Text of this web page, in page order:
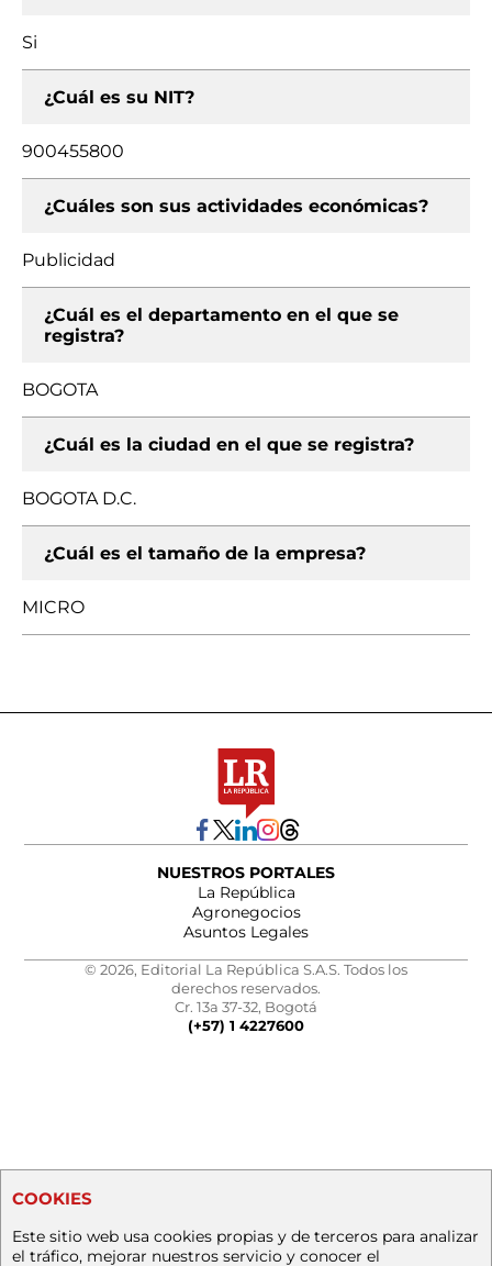
Si
¿Cuál es su NIT?
900455800
¿Cuáles son sus actividades económicas?
Publicidad
¿Cuál es el departamento en el que se
registra?
BOGOTA
¿Cuál es la ciudad en el que se registra?
BOGOTA D.C.
¿Cuál es el tamaño de la empresa?
MICRO
NUESTROS PORTALES
La República
Agronegocios
Asuntos Legales
© 2026, Editorial La República S.A.S. Todos los
derechos reservados.
Cr. 13a 37-32, Bogotá
(+57) 1 4227600
COOKIES
Este sitio web usa cookies propias y de terceros para analizar
el tráfico, mejorar nuestros servicio y conocer el